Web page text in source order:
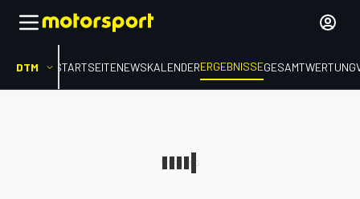
DTM STARTSEITENEWSKALENDERERGEBNISSEGESAMTWERTUNG